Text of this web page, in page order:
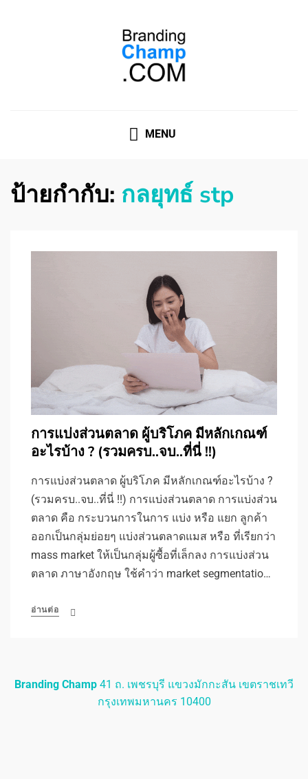
MENU
ป้ายกำกับ: กลยุทธ์ stp
การแบ่งส่วนตลาด ผู้บริโภค มีหลักเกณฑ์
อะไรบ้าง ? (รวมครบ..จบ..ที่นี่ !!)
การแบ่งส่วนตลาด ผู้บริโภค มีหลักเกณฑ์อะไรบ้าง ?
(รวมครบ..จบ..ที่นี่ !!) การแบ่งส่วนตลาด การแบ่งส่วน
ตลาด คือ กระบวนการในการ แบ่ง หรือ แยก ลูกค้า
ออกเป็นกลุ่มย่อยๆ แบ่งส่วนตลาดแมส หรือ ที่เรียกว่า
mass market ให้เป็นกลุ่มผู้ซื้อที่เล็กลง การแบ่งส่วน
ตลาด ภาษาอังกฤษ ใช้คำว่า market segmentatio…
อ่านต่อ
Branding Champ 41 ถ. เพชรบุรี แขวงมักกะสัน เขตราชเทวี
กรุงเทพมหานคร 10400